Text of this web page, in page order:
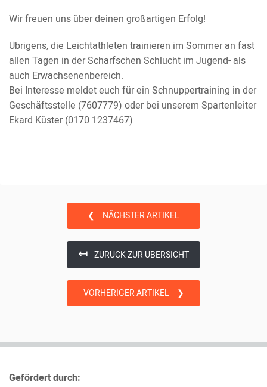
Wir freuen uns über deinen großartigen Erfolg!
Übrigens, die Leichtathleten trainieren im Sommer an fast
allen Tagen in der Scharfschen Schlucht im Jugend- als
auch Erwachsenenbereich.
Bei Interesse meldet euch für ein Schnuppertraining in der
Geschäftsstelle (7607779) oder bei unserem Spartenleiter
Ekard Küster (0170 1237467)
❮ NÄCHSTER ARTIKEL
↤ ZURÜCK ZUR ÜBERSICHT
VORHERIGER ARTIKEL ❯
Gefördert durch: